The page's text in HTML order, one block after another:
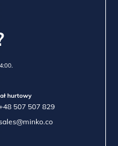
hurtowy
507 507 829